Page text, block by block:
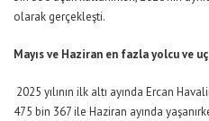
olarak gerçekleşti.
Mayısve Haziran en fazla yolcu ve
2025 yılının ilk altı ayında Ercan
475 bin 367 ile Haziran ayında